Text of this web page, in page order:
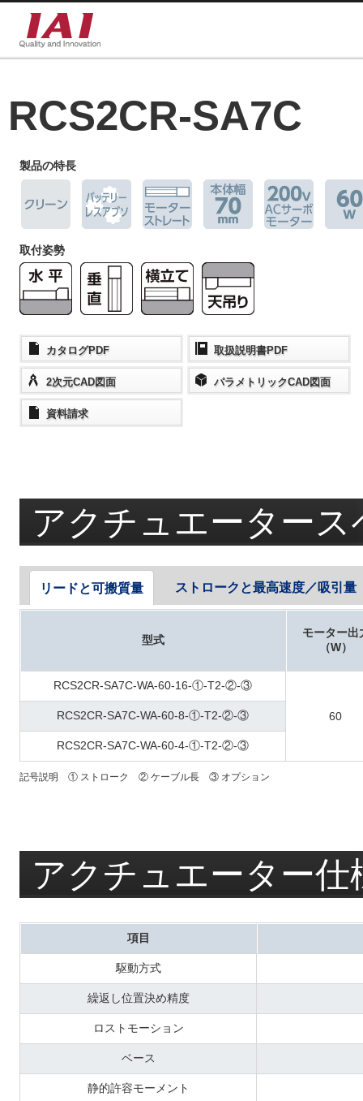
RCS2CR-SA7C
製品の特長
取付姿勢
カタログPDF
2次元CAD図面
資料請求
取扱説明書PDF
パラメトリックCAD図面
アクチュエータース
リードと可搬質量
型式
モーター出
（W）
RCS2CR-SA7C-WA-60-16-①-T2-②-③
60
RCS2CR-SA7C-WA-60-8-①-T2-②-③
RCS2CR-SA7C-WA-60-4-①-T2-②-③
記号説明 ① ストローク ② ケーブル長 ③ オプション
ストロークと最高速度／吸引量
アクチュエーター仕
項目
駆動方式
繰返し位置決め精度
ロストモーション
ベース
静的許容モーメント